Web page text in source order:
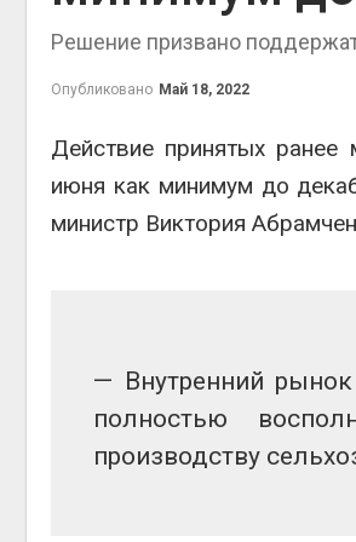
Решение призвано
Опубликовано Май 18, 2022
Действие принятых
июня как минимум до
министр Виктория
— Внутренний
полностью
производству